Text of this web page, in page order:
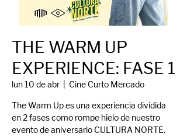
THE WARM UP
EXPERIENCE: FASE 1
lun 10 de abr Cine Curto Mercado
The Warm Up es una experiencia dividida
en 2 fases como rompe hielo de nuestro
evento de aniversario CULTURA NORTE.